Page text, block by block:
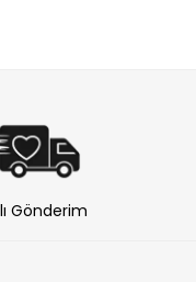
Gönderim